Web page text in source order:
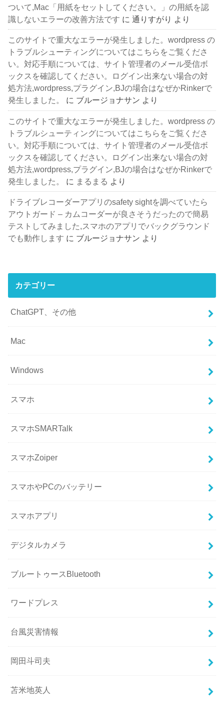
ついて,Mac「用紙をセットしてください。」の用紙を認
識しないエラーの改善方法です に通りすがり より
このサイトで重大なエラーが発生しました。wordpress の
トラブルシューティングについてはこちらをご覧くださ
い。対応手順については、サイト管理者のメール受信ボ
ックスを確認してください。ログイン出来ない場合の対
処方法,wordpress,プラグイン,BJの場合はなぜかRinkerで
発生しました。
に ブルージョナサン より
このサイトで重大なエラーが発生しました。wordpress の
トラブルシューティングについてはこちらをご覧くださ
い。対応手順については、サイト管理者のメール受信ボ
ックスを確認してください。ログイン出来ない場合の対
処方法,wordpress,プラグイン,BJの場合はなぜかRinkerで
発生しました。
に まるまる より
ドライブレコーダーアプリのsafety sightを調べていたら
アウトガード – カムコーダーが良さそうだったので簡易
テストしてみました,スマホのアプリでバックグラウンド
でも動作します に ブルージョナサン より
カテゴリー
ChatGPT、その他
Mac
Windows
スマホ
スマホSMARTalk
スマホZoiper
スマホやPCのバッテリー
スマホアプリ
デジタルカメラ
ブルートゥースBluetooth
ワードプレス
台風災害情報
岡田斗司夫
苫米地英人